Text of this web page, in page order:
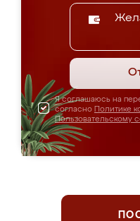
Я соглашаюсь на
согласно Политике
Пользовательскому